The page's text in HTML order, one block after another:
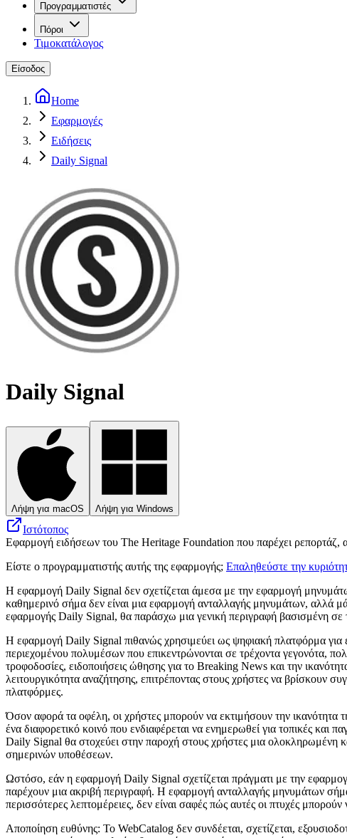
Προγραμματιστές
Πόροι
Τιμοκατάλογος
Είσοδος
Home
Εφαρμογές
Ειδήσεις
Daily Signal
Daily Signal
Λήψη για macOS Λήψη για Windows
Ιστότοπος
Εφαρμογή ειδήσεων του The Heritage Foundation που παρέχει ρεπορτάζ,
Είστε ο προγραμματιστής αυτής της εφαρμογής; Επαληθεύστε την
Η εφαρμογή Daily Signal δεν σχετίζεται άμεσα με την εφαρμογή
καθημερινό σήμα δεν είναι μια εφαρμογή ανταλλαγής μηνυμάτων, αλλά
εφαρμογής Daily Signal, θα παράσχω μια γενική περιγραφή βασισμένη
Η εφαρμογή Daily Signal πιθανώς χρησιμεύει ως ψηφιακή πλατφόρμα
περιεχομένου πολυμέσων που επικεντρώνονται σε τρέχοντα γεγονότα,
τροφοδοσίες, ειδοποιήσεις ώθησης για το Breaking News και την
λειτουργικότητα αναζήτησης, επιτρέποντας στους χρήστες να βρίσκουν
πλατφόρμες.
Όσον αφορά τα οφέλη, οι χρήστες μπορούν να εκτιμήσουν την
ένα διαφορετικό κοινό που ενδιαφέρεται να ενημερωθεί για τοπικές
Daily Signal θα στοχεύει στην παροχή στους χρήστες μια ολοκληρωμένη
σημερινών υποθέσεων.
Ωστόσο, εάν η εφαρμογή Daily Signal σχετίζεται πράγματι με την
παρέχουν μια ακριβή περιγραφή. Η εφαρμογή ανταλλαγής μηνυμάτων
περισσότερες λεπτομέρειες, δεν είναι σαφές πώς αυτές οι πτυχές
Αποποίηση ευθύνης: Το WebCatalog δεν συνδέεται, σχετίζεται,